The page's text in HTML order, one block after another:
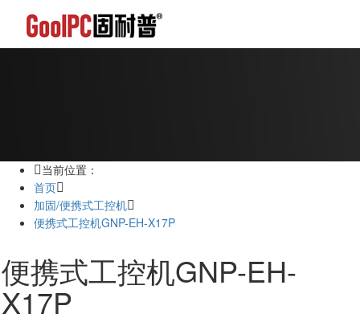
当前位置：
首页
加固/便携式工控机
便携式工控机GNP-EH-X17P
便携式工控机GNP-EH-
X17P